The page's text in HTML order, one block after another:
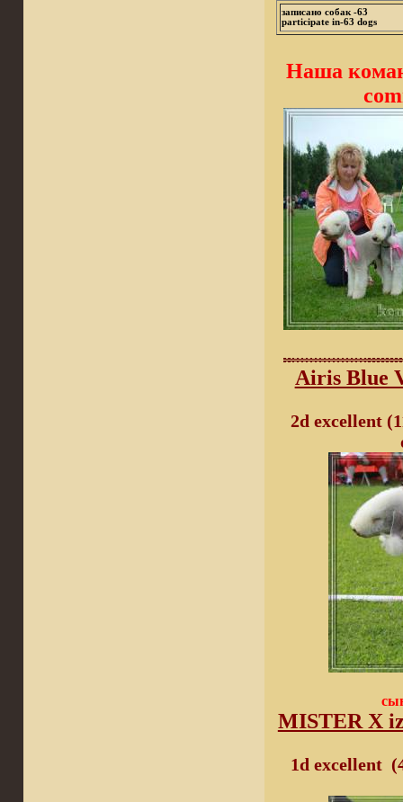
записано собак -63
participate in-63 dogs
Наша
Airis Blue
2d excellent (
MISTER X
1d excellent